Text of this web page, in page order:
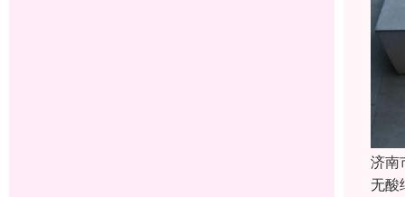
济南
无酸